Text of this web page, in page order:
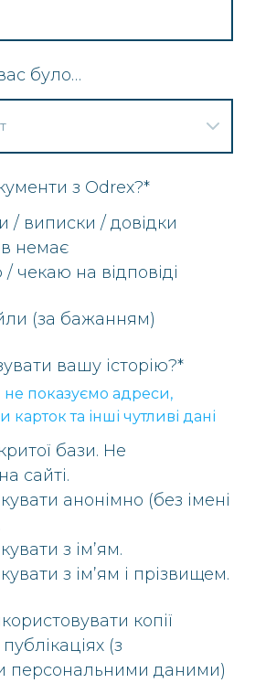
було…
з Odrex?*
/ виписки / довідки
немає
чекаю на відповіді
(за бажанням)
вашу історію?*
не показуємо адреси,
та інші чутливі дані
бази. Не
сайті.
анонімно (без імені
з ім’ям.
з ім’ям і прізвищем.
копії
(з
персональними даними)